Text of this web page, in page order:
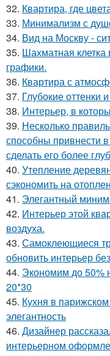
32. Квартира, где
33. Минимализм с
34. Вид на Москву -
35. Шахматная
графики.
36. Квартира с
37. Глубокие оттенки
38. Интерьер, в
39. Несколько
способны привнести
сделать его более
40. Утепление
сэкономить на
41. Элегантный
42. Интерьер этой
воздуха.
43. Самоклеющиеся
обновить интерьер
44. Экономим до 50%
20*30
45. Кухня в парижском
элегантность
46. Дизайнер
интерьерном